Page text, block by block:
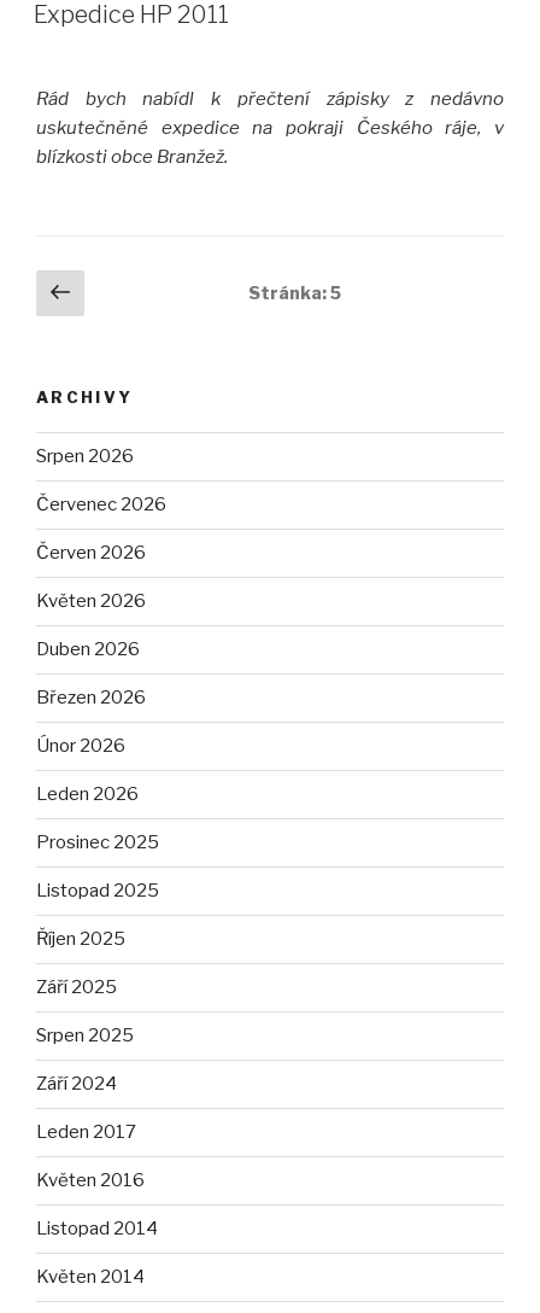
Expedice HP 2011
Rád bych nabídl k přečtení zápisky z nedávno
uskutečněné expedice na pokraji Českého ráje, v
blízkosti obce Branžež.
Navigace
prostránka
Stránka:5
ARCHIVY
Srpen 2026
Červenec 2026
Červen 2026
Květen 2026
Duben 2026
Březen 2026
Únor 2026
Leden 2026
Prosinec 2025
Listopad 2025
Říjen 2025
Září 2025
Srpen 2025
Září 2024
Leden 2017
Květen 2016
Listopad 2014
Květen 2014